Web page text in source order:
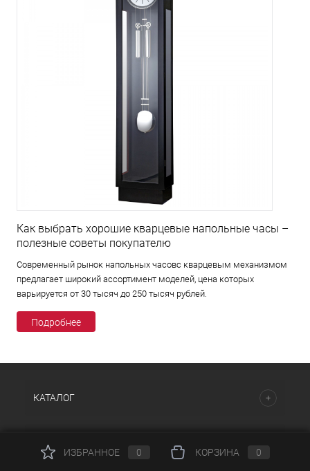
Как выбрать хорошие кварцевые напольные часы –
полезные советы покупателю
Современный рынок напольных часовс кварцевым механизмом
предлагает широкий ассортимент моделей, цена которых
варьируется от 30 тысяч до 250 тысяч рублей.
Подробнее
КАТАЛОГ
ИЗБРАННОЕ
0 КОРЗИНА 0